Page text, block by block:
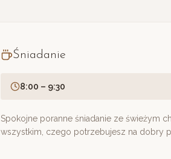
Śniadanie
8:00 – 9:30
Spokojne poranne śniadanie ze świeżym
wszystkim, czego potrzebujesz na dobry